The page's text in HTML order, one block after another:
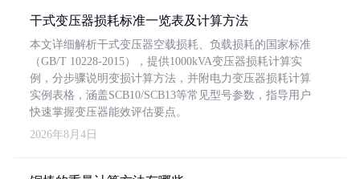
干式变压器损耗标准一览表及计算方法
本文详细解析干式变压器空载损耗、负载损耗的国家标准
（GB/T 10228-2015），提供1000kVA变压器损耗计算实
例，分步骤说明变损计算方法，并附电力变压器损耗计算
实例表格，涵盖SCB10/SCB13等常见型号参数，指导用户
快速掌握变压器能效评估要点。
2026年8月4日